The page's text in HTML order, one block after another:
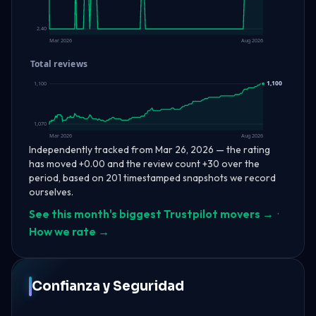
2.40
Mar 2026 Aug 2026
Total reviews
1,100
1,070
1,100
Mar 2026 Aug 2026
Independently tracked from Mar 26, 2026 — the rating
has moved +0.00 and the review count +30 over the
period, based on 201 timestamped snapshots we record
ourselves.
See this month's biggest Trustpilot movers → ·
How we rate →
Confianza y Seguridad